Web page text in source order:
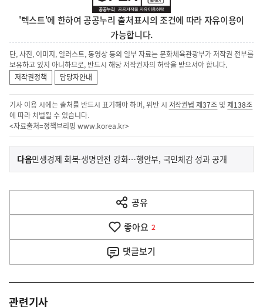
'텍스트'에 한하여 공공누리 출처표시의 조건에 따라 자유이용이
가능합니다.
단, 사진, 이미지, 일러스트, 동영상 등의 일부 자료는 문화체육관광부가 저작권 전부를
보유하고 있지 아니하므로, 반드시 해당 저작권자의 허락을 받으셔야 합니다.
저작권정책
담당자안내
기사 이용 시에는 출처를 반드시 표기해야 하며, 위반 시 저작권법 제37조 및제138조
에 따라 처벌될 수 있습니다.
<자료출처=정책브리핑 www.korea.kr>
이
전
다
음
다음기
민생경제 회복·생명안전 강화…행안부, 국민체감 성과 공개
공유
열
기
좋아요 2
댓글보기
관련기사